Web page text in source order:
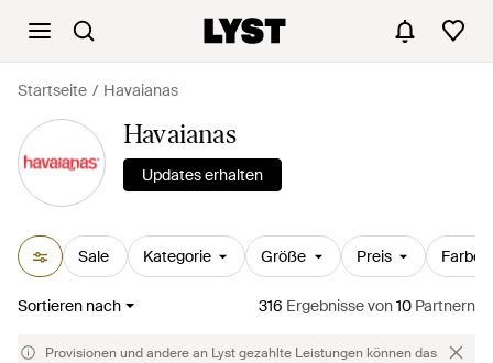
Startseite Havaianas
Havaianas
Updates erhalten
Sale Kategorie Größe Preis Farbe
Sortieren nach 316 Ergebnissevon10 Partnern
Provisionen und andere an Lyst gezahlte Leistungen können das